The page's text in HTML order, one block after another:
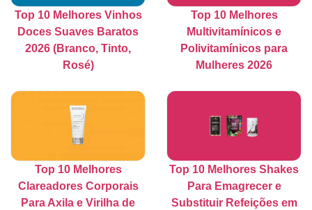
Top 10 Melhores Vinhos
Doces Suaves Baratos
2026 (Branco, Tinto,
Rosé)
Top 10 Melhores
Multivitamínicos e
Polivitamínicos para
Mulheres 2026
Top 10 Melhores
Clareadores Corporais
Para Axila e Virilha de
Top 10 Melhores Shakes
Para Emagrecer e
Substituir Refeições em